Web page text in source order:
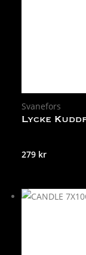
Svanefors
Lycke
279 kr